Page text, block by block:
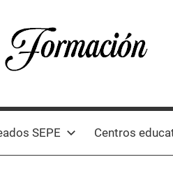
SEPE Centros